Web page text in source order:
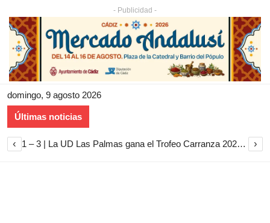
- Publicidad -
domingo, 9 agosto 2026
Últimas noticias
‹ 1 – 3 | La UD Las Palmas gana el Trofeo Carranza 2026 tras imponerse al Cádiz CF ›